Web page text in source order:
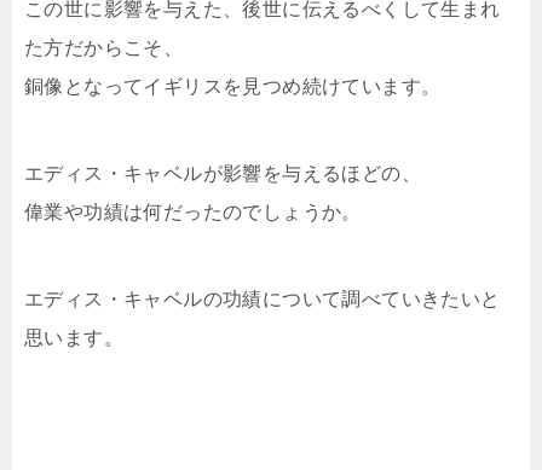
この世に影響を与えた、後世に伝えるべくして生まれ
た方だからこそ、
銅像となってイギリスを見つめ続けています。
エディス・キャベルが影響を与えるほどの、
偉業や功績は何だったのでしょうか。
エディス・キャベルの功績について調べていきたいと
思います。